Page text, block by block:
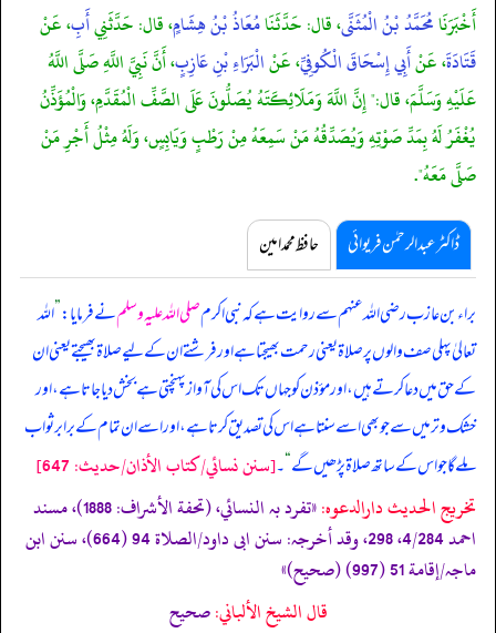
أَخْبَرَنَامُحَمَّدُ بْنُ الْمُثَنَّى، قال: حَدَّثَنَامُعَاذُ بْنُ هِشَامٍ، قال: حَدَّثَنِيأَبِ، عَنْ
قَتَادَةَ، عَنْأَبِي إِسْحَاقَ الْكُوفِيِّ، عَنْالْبَرَاءِ بْنِ عَازِبٍ، أَنَّ نَبِيَّ اللَّهِ صَلَّى اللَّهُ
عَلَيْهِ وَسَلَّمَ، قال:" إِنَّ اللَّهَ وَمَلَائِكَتَهُ يُصَلُّونَ عَلَى الصَّفِّ الْمُقَدَّمِ، وَالْمُؤَذِّنُ
يُغْفَرُ لَهُ بِمَدِّ صَوْتِهِ وَيُصَدِّقُهُ مَنْ سَمِعَهُ مِنْ رَطْبٍ وَيَابِسٍ، وَلَهُ مِثْلُ أَجْرِ مَنْ
صَلَّى مَعَهُ".
ڈاکٹر عبدالرحمٰن فریوائی حافظ محمد امین
براء بن عازب رضی اللہ عنہم سے روایت ہے کہنبی اکرمصلی اللہ علیہ وسلمنے فرمایا:”اللہ
تعالیٰ پہلی صف والوں پر صلاۃ یعنی رحمت بھیجتا ہے اور فرشتے ان کے لیے صلاۃ بھیجتے یعنی ان
کے حق میں دعا کرتے ہیں، اور مؤذن کو جہاں تک اس کی آواز پہنچتی ہے بخش دیا جاتا ہے، اور
خشک وتر میں سے جو بھی اسے سنتا ہے اس کی تصدیق کرتا ہے، اور اسے ان تمام کے برابر ثواب
ملے گا جو اس کے ساتھ صلاۃ پڑھیں گے“۔[سنن نسائي/كتاب الأذان/حدیث: 647]
تخریج الحدیث دارالدعوہ:
«تفرد بہ النسائي، (تحفة الأشراف: 1888)، مسند
احمد 4/284، 298، وقد أخرجہ: سنن ابی داود/الصلاة 94 (664)، سنن ابن
ماجہ/إقامة 51 (997) (صحیح)»
قال الشيخ الألباني:صحيح